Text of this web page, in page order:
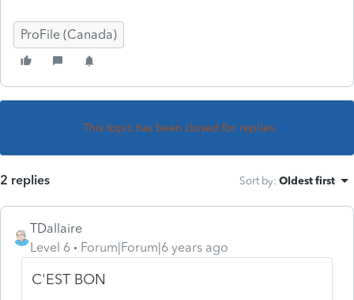
ProFile (Canada)
This topic has been closed for replies.
2 replies Sort by: Oldest first
TDallaire
Level 6
Forum|Forum|6 years ago
C'EST BON